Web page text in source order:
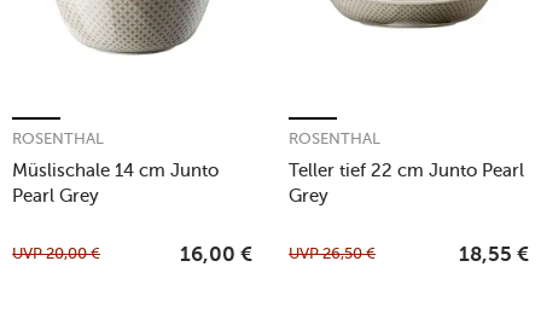
Müslischale 14 cm Junto
Pearl Grey
ROSENTHAL
UVP20,00 € 16,00 €
Teller tief 22 cm Junto Pearl
Grey
ROSENTHAL
UVP26,50 € 18,55 €